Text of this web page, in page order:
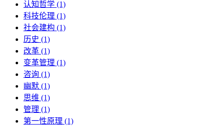
认知哲学 (1)
科技伦理 (1)
社会建构 (1)
历史 (1)
改革 (1)
变革管理 (1)
咨询 (1)
幽默 (1)
思维 (1)
管理 (1)
第一性原理 (1)